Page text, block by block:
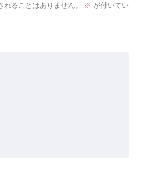
れることはありません。 ※ が付いてい